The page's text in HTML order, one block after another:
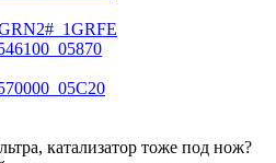
катализатор тоже под нож?